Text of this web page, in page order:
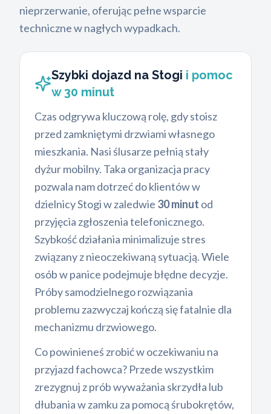
nieprzerwanie, oferując pełne wsparcie
techniczne w nagłych wypadkach.
Szybki dojazd na Stogi i pomoc
w 30 minut
Czas odgrywa kluczową rolę, gdy stoisz
przed zamkniętymi drzwiami własnego
mieszkania. Nasi ślusarze pełnią stały
dyżur mobilny. Taka organizacja pracy
pozwala nam dotrzeć do klientów w
dzielnicy Stogi w zaledwie 30 minut od
przyjęcia zgłoszenia telefonicznego.
Szybkość działania minimalizuje stres
związany z nieoczekiwaną sytuacją. Wiele
osób w panice podejmuje błędne decyzje.
Próby samodzielnego rozwiązania
problemu zazwyczaj kończą się fatalnie dla
mechanizmu drzwiowego.
Co powinieneś zrobić w oczekiwaniu na
przyjazd fachowca? Przede wszystkim
zrezygnuj z prób wyważania skrzydła lub
dłubania w zamku za pomocą śrubokrętów,